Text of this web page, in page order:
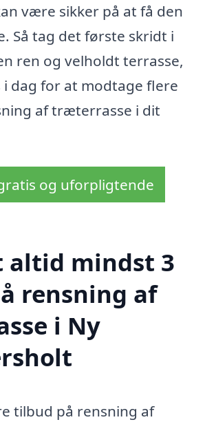
være sikker på at få den
Så tag det første skridt i
ren og velholdt terrasse,
dag for at modtage flere
af træterrasse i dit
og uforpligtende
altid mindst 3
rensning af
i Ny
tilbud på rensning af